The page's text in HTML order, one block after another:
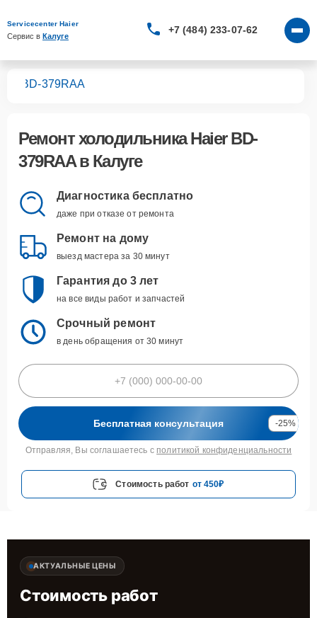
Servicecenter Haier
Сервис в Калуге
+7 (484) 233-07-62
BD-379RAA
Ремонтхолодильника Haier BD-
379RAAв Калуге
Диагностика бесплатно
даже при отказе от ремонта
Ремонт на дому
выезд мастера за 30 минут
Гарантия до 3 лет
на все виды работ и запчастей
Срочный ремонт
в день обращения от 30 минут
Бесплатная консультация -25%
Отправляя, Вы соглашаетесь с политикой конфиденциальности
Стоимость работ от 450₽
АКТУАЛЬНЫЕ ЦЕНЫ
Стоимость работ